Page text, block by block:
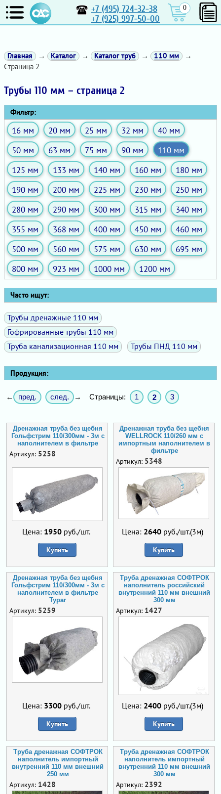
+7 (495) 724-32-38
+7 (925) 997-50-00
0
Главная → Каталог → Каталог труб → 110 мм
→
Страница 2
Трубы 110 мм – страница 2
Фильтр:
16 мм 20 мм 25 мм 32 мм
40 мм
50 мм
63 мм 75 мм 90 мм
110 мм
125 мм
133 мм 140 мм 160 мм
180 мм
190 мм
200 мм 225 мм 230 мм
250 мм
280 мм
290 мм 300 мм 315 мм
340 мм
355 мм
368 мм 400 мм 450 мм
460 мм
500 мм
560 мм 575 мм 630 мм
695 мм
800 мм
923 мм 1000 мм 1200 мм
Часто ищут:
Трубы дренажные 110 мм
Гофрированные трубы 110 мм
Труба канализационная 110 мм
Трубы ПНД 110 мм
Продукция:
← пред. след. → Страницы: 1 2 3
Дренажная труба без щебня
Гольфстрим 110/300мм - 3м с
наполнителем в фильтре
Артикул: 5258
Цена: 1950руб./шт.
Купить
Дренажная труба без щебня
WELLROCK 110/260 мм с
импортным наполнителем в
фильтре
Артикул: 5348
Цена: 2640 руб./шт.(3м)
Купить
Дренажная труба без щебня
Гольфстрим 110/300мм - 3м с
наполнителем в фильтре
Typar
Артикул: 5259
Цена: 3300руб./шт.
Купить
Труба дренажная СОФТРОК
наполнитель российский
внутренний 110 мм внешний
300 мм
Артикул: 1427
Цена: 2400 руб./шт.(3м)
Купить
Труба дренажная СОФТРОК
наполнитель импортный
внутренний 110 мм внешний
250 мм
Артикул: 1428
Труба дренажная СОФТРОК
наполнитель импортный
внутренний 110 мм внешний
300 мм
Артикул: 2392